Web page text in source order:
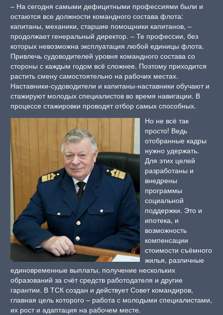
– На сегодня самыми дефицитными профессиями были и
остаются все должности командного состава флота:
капитаны, механики, старшие помощники капитанов, –
продолжает генеральный директор. – Те профессии, без
которых невозможна эксплуатация любой единицы флота.
Привлечь судоводителей уровня командного состава со
стороны с каждым годом всё сложнее. Поэтому приходится
растить смену самостоятельно на рабочих местах.
Наставники-судоводители и капитаны-наставники обучают и
стажируют молодых специалистов во время навигации. В
процессе стажировки проводят отбор самых способных.
Но не всё так
просто! Ведь
отобранные кадры
нужно удержать.
Для этих целей
разработаны и
внедрены
программы
социальной
поддержки. Это и
ипотека, и
возможность
компенсации
стоимости съёмного
жилья, различные
единовременные выплаты, получение нескольких
образований за счёт средств работодателя и другие
гарантии. В ТСК создан и действует Совет командиров,
главная цель которого – работа с молодыми специалистами,
их рост и адаптация на рабочем месте.